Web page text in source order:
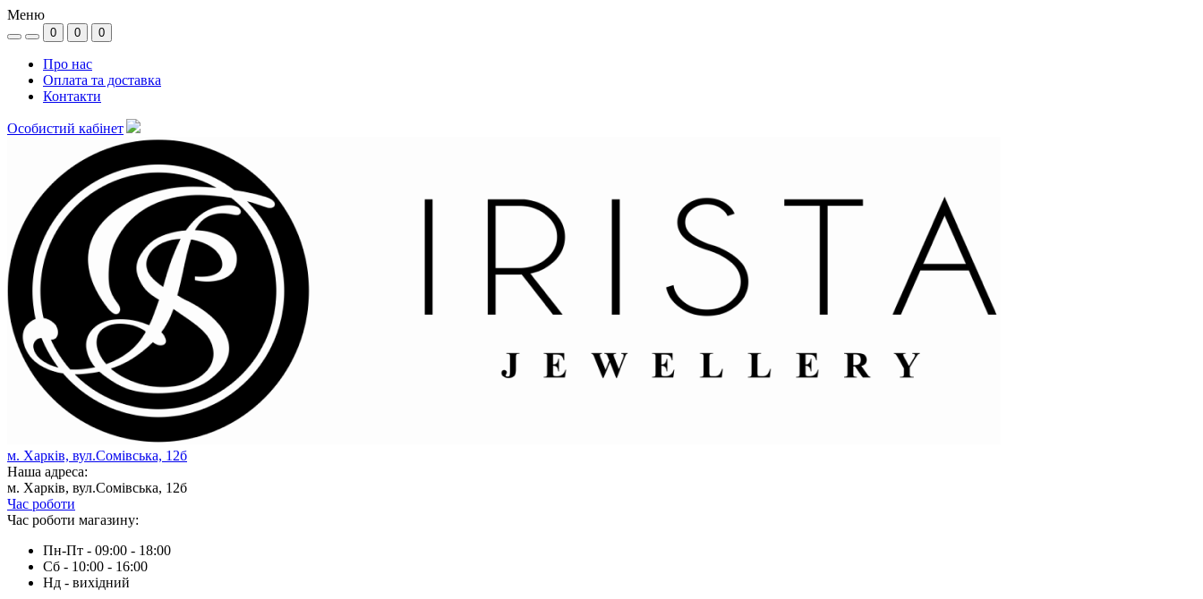
Меню
0 0 0
Про нас
Оплата та доставка
Контакти
Особистий кабінет
м. Харків, вул.Сомівська, 12б
Наша адреса:
м. Харків, вул.Сомівська, 12б
Час роботи
Час роботи магазину:
Пн-Пт - 09:00 - 18:00
Сб - 10:00 - 16:00
Нд - вихiдний